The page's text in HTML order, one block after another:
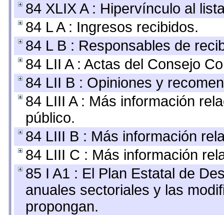
84 XLIX A : Hipervínculo al
84 L A : Ingresos recibidos.
84 L B : Responsables de
84 LII A : Actas del Consejo
84 LII B : Opiniones y
84 LIII A : Más información
público.
84 LIII B : Más información
84 LIII C : Más información
85 I A1 : El Plan Estatal de
anuales sectoriales y las
propongan.